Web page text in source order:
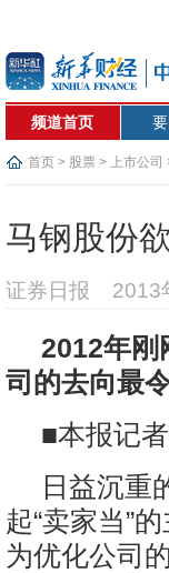
频道首页
首页 > 股票 > 上市公司
马钢股份
证券日报 2013
2012年刚
司的去向最
■本报记
日益沉重
起“卖家当”
为优化公司